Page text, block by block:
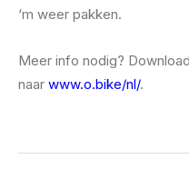
‘m weer pakken.
Meer info nodig?
naar www.o.bike/nl/.